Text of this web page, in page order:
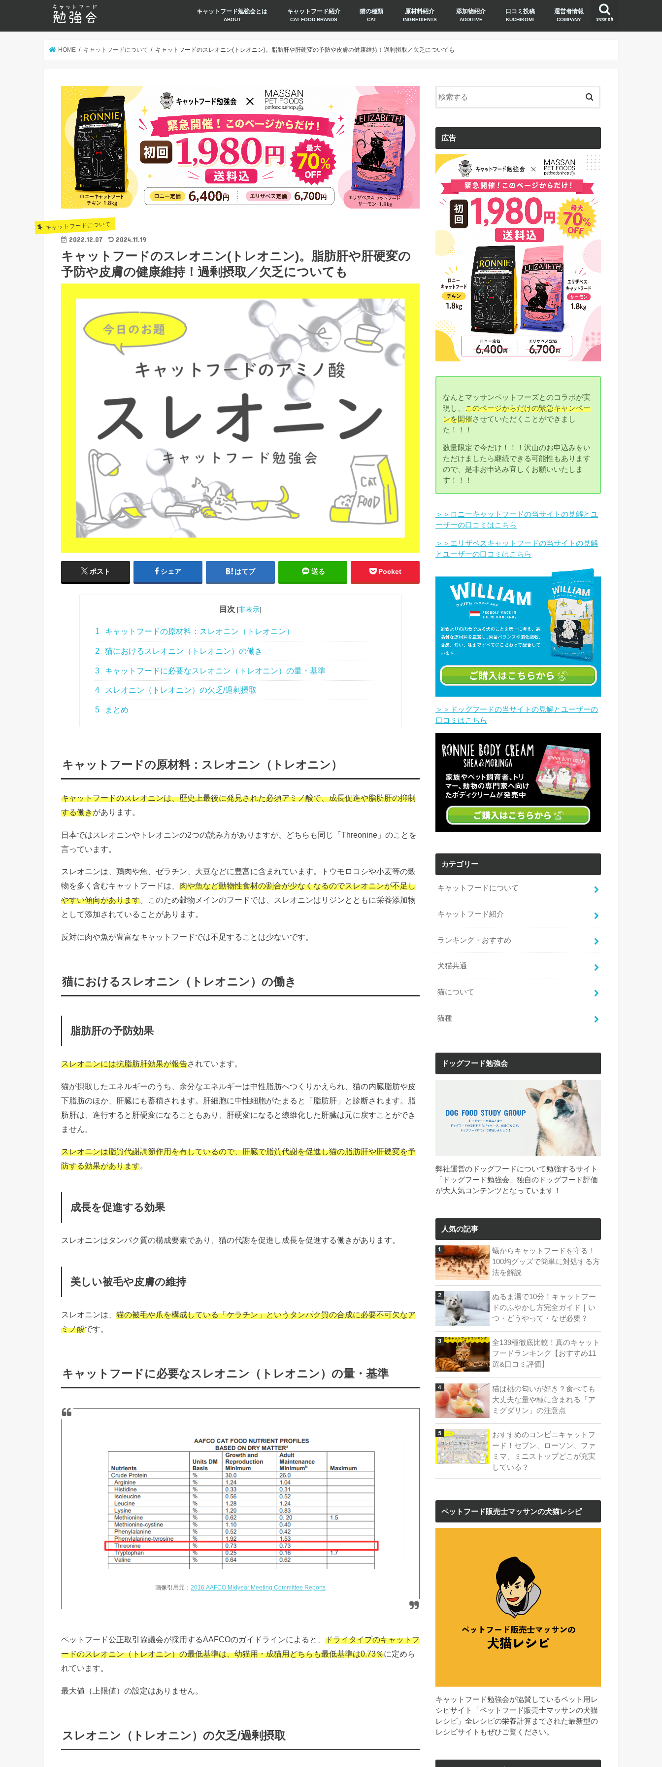
search
キャットフード勉強会とは
ABOUT
キャットフード紹介
CAT FOOD BRANDS
猫の種類
CAT
原材料紹介
INGREDIENTS
添加物紹介
ADDITIVE
口コミ投稿
KUCHIKOMI
運営者情報
COMPANY
HOME キャットフードについて キャットフードのスレオニン(トレオニン)。脂肪肝や肝硬変の予防や皮膚の健康維持！過剰摂取／欠乏についても
キャットフードについて
2022.12.07 2024.11.19
キャットフードのスレオニン(トレオニン)。脂肪肝や肝硬変の
予防や皮膚の健康維持！過剰摂取／欠乏についても
ポスト シェア はてブ 送る Pocket
目次 [非表示]
1 キャットフードの原材料：スレオニン（トレオニン）
2 猫におけるスレオニン（トレオニン）の働き
3 キャットフードに必要なスレオニン（トレオニン）の量・基準
4 スレオニン（トレオニン）の欠乏/過剰摂取
5 まとめ
キャットフードの原材料：スレオニン（トレオニン）
キャットフードのスレオニンは、歴史上最後に発見された必須アミノ酸で、成長促進や脂肪肝の抑制
する働きがあります。
日本ではスレオニンやトレオニンの2つの読み方がありますが、どちらも同じ「Threonine」のことを
言っています。
スレオニンは、鶏肉や魚、ゼラチン、大豆などに豊富に含まれています。トウモロコシや小麦等の穀
物を多く含むキャットフードは、 肉や魚など動物性食材の割合が少なくなるのでスレオニンが不足し
やすい傾向があります。このため穀物メインのフードでは、スレオニンはリジンとともに栄養添加物
として添加されていることがあります。
反対に肉や魚が豊富なキャットフードでは不足することは少ないです。
猫におけるスレオニン（トレオニン）の働き
脂肪肝の予防効果
スレオニンには抗脂肪肝効果が報告されています。
猫が摂取したエネルギーのうち、余分なエネルギーは中性脂肪へつくりかえられ、猫の内臓脂肪や皮
下脂肪のほか、肝臓にも蓄積されます。肝細胞に中性細胞がたまると「脂肪肝」と診断されます。脂
肪肝は、進行すると肝硬変になることもあり、肝硬変になると線維化した肝臓は元に戻すことができ
ません。
スレオニンは脂質代謝調節作用を有しているので、肝臓で脂質代謝を促進し猫の脂肪肝や肝硬変を予
防する効果があります。
成長を促進する効果
スレオニンはタンパク質の構成要素であり、猫の代謝を促進し成長を促進する働きがあります。
美しい被毛や皮膚の維持
スレオニンは、 猫の被毛や爪を構成している「ケラチン」というタンパク質の合成に必要不可欠なア
ミノ酸です。
キャットフードに必要なスレオニン（トレオニン）の量・基準
画像引用元： 2016 AAFCO Midyear Meeting Committee Reports
ペットフード公正取引協議会が採用するAAFCOのガイドラインによると、 ドライタイプのキャットフ
ードのスレオニン（トレオニン）の最低基準は、幼猫用・成猫用どちらも最低基準は0.73％に定めら
れています。
最大値（上限値）の設定はありません。
スレオニン（トレオニン）の欠乏/過剰摂取
広告
なんとマッサンペットフーズとのコラボが実
現し、このページからだけの緊急キャンペー
ンを開催させていただくことができまし
た！！！
数量限定で今だけ！！！沢山のお申込みをい
ただけましたら継続できる可能性もあります
ので、是非お申込み宜しくお願いいたしま
す！！！
＞＞ロニーキャットフードの当サイトの見解とユ
ーザーの口コミはこちら
＞＞エリザベスキャットフードの当サイトの見解
とユーザーの口コミはこちら
＞＞ドッグフードの当サイトの見解とユーザーの
口コミはこちら
カテゴリー
キャットフードについて
キャットフード紹介
ランキング・おすすめ
犬猫共通
猫について
猫種
ドッグフード勉強会
弊社運営のドッグフードについて勉強するサイト
「ドッグフード勉強会」独自のドッグフード評価
が大人気コンテンツとなっています！
人気の記事
蟻からキャットフードを守る！
100均グッズで簡単に対処する方
法を解説
ぬるま湯で10分！キャットフー
ドのふやかし方完全ガイド｜い
つ・どうやって・なぜ必要？
全139種徹底比較！真のキャット
フードランキング【おすすめ11
選&口コミ評価】
猫は桃の匂いが好き？食べても
大丈夫な量や種に含まれる「ア
ミグダリン」の注意点
おすすめのコンビニキャットフ
ード！セブン、ローソン、ファ
ミマ、ミニストップどこが充実
している？
ペットフード販売士マッサンの犬猫レシピ
キャットフード勉強会が協賛しているペット用レ
シピサイト「ペットフード販売士マッサンの犬猫
レシピ」全レシピの栄養計算までされた最新型の
レシピサイトもぜひご覧ください。